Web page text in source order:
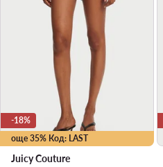
още 35% Код: LAST
-18%
Juicy Couture